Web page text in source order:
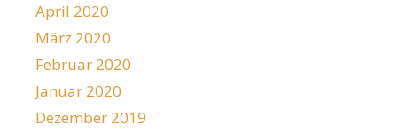
April 2020
März 2020
Februar 2020
Januar 2020
Dezember 2019